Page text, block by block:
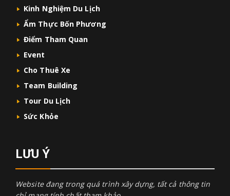
Kinh Nghiệm Du Lịch
Ẩm Thực Bốn Phương
Điểm Tham Quan
Event
Cho Thuê Xe
Team Building
Tour Du Lịch
Sức Khỏe
LƯU Ý
Website đang trong quá trình xây dựng, tất cả thông tin